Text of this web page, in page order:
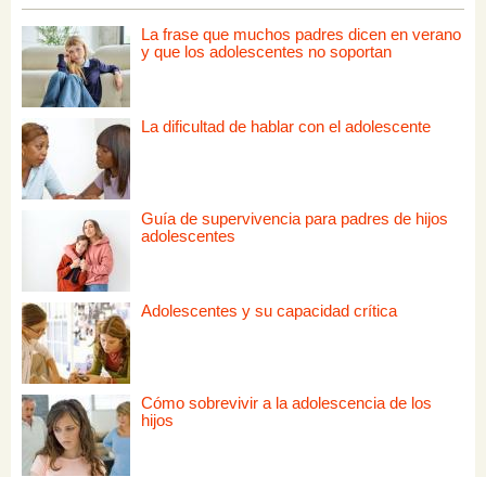
La frase que muchos padres dicen en verano
y que los adolescentes no soportan
La dificultad de hablar con el adolescente
Guía de supervivencia para padres de hijos
adolescentes
Adolescentes y su capacidad crítica
Cómo sobrevivir a la adolescencia de los
hijos